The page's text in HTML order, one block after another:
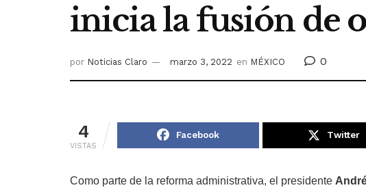
inicia la fusión de
por Noticias Claro marzo 3, 2022 en MÉXICO 0
4
VISTAS
Facebook Twitter
Como parte de la reforma administrativa, el presidente